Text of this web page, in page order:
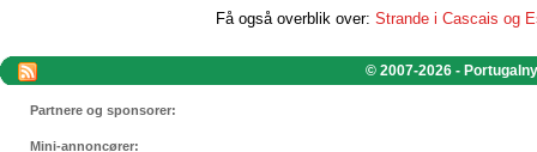
Få også overblik over: Strande i Cascais og
© 2007-2026 -
Partnere og sponsorer:
Mini-annoncører: